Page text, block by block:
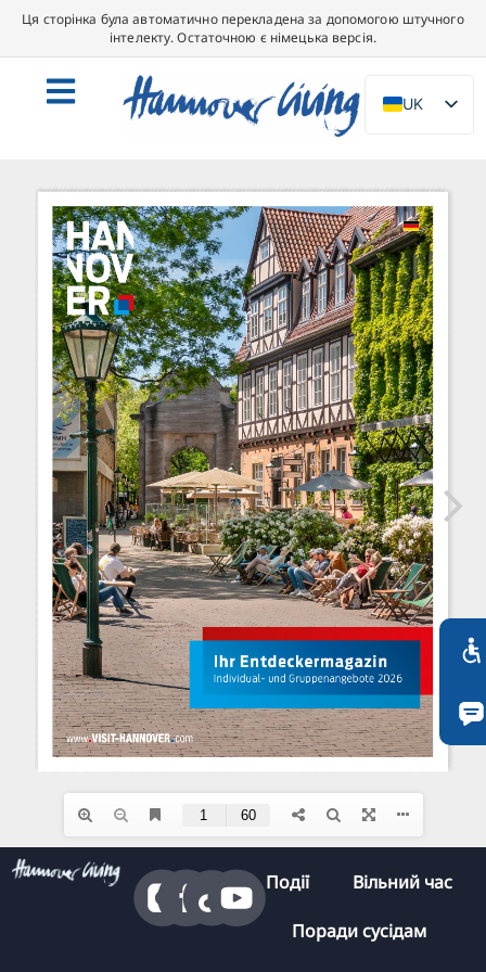
Ця сторінка була автоматично перекладена за допомогою штучного
інтелекту. Остаточною є німецька версія.
UK
DE
NL
PL
ES
IT
DA
SV
FR
PT
TR
RU
FI
ZH
KO
BG
Події Вільний час
Поради сусідам